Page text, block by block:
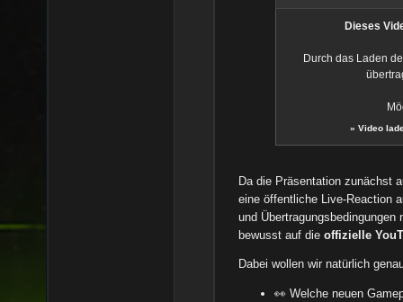
Dieses
Durch das Laden
»Video
Da die Präsentation zunächst
eine öffentliche Live-Reaction
und
bewusst auf dieoffizielle
Dabei wollen wir natürlich
👀 Welche neuen